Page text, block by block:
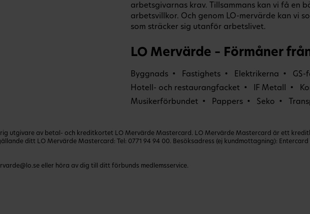
arbetsgivarnas krav. Tillsammans kan vi få en
arbetsvillkor. Och genom LO-mervärde kan vi
som sträcker sig utanför arbetslivet.
LO Mervärde – Förmåner
Byggnads Fastighets Elektrikerna GS-
Hotell- och restaurangfacket
IF Metall
Musikerförbundet
Pappers Seko
utgivare av betal- och kreditkortet LO Mervärde Mastercard. LO Mervärde Mastercard är ett
ditt LO Mervärde Mastercard: Tel: 0771 94 94 00. Besöksadress (ej kundmottagning):
eller höra av dig till ditt förbunds medlemsservice.